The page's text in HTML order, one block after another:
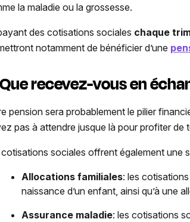
la maladie ou la grossesse.
des cotisations sociales chaque
notamment de bénéficier d’une
recevez-vous en
pension sera probablement le pilier
pas à attendre jusque là pour profiter de
sociales offrent également une
Allocations familiales: les
naissance d’un enfant, ainsi qu’à une
Assurance maladie: les cotisations